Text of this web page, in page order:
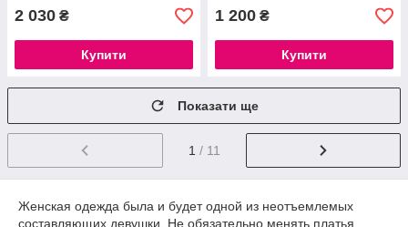
2 030 ₴
Купити
1 200 ₴
Купити
Показати ще
1 / 11
Женская одежда былa и будет одной из неотъемлемых
составляющих девушки. Не обязaтельно менять платья